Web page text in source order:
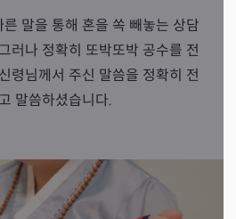
말을 통해 혼을 쏙 빼놓는 상담
러나 정확히 또박또박 공수를 전
령님께서 주신 말씀을 정확히 전
말씀하셨습니다.